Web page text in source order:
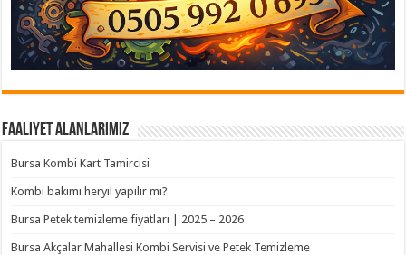
Faaliyet Alanlarımız
Bursa Kombi Kart Tamircisi
Kombi bakımı heryıl yapılır mı?
Bursa Petek temizleme fiyatları | 2025 – 2026
Bursa Akçalar Mahallesi Kombi Servisi ve Petek Temizleme